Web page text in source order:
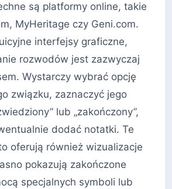
są platformy online, takie
MyHeritage czy Geni.com.
interfejsy graficzne,
rozwodów jest zazwyczaj
Wystarczy wybrać opcję
związku, zaznaczyć jego
lub „zakończony”,
dodać notatki. Te
oferują również wizualizacje
pokazują zakończone
specjalnych symboli lub